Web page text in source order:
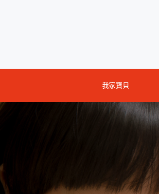
我家寶貝